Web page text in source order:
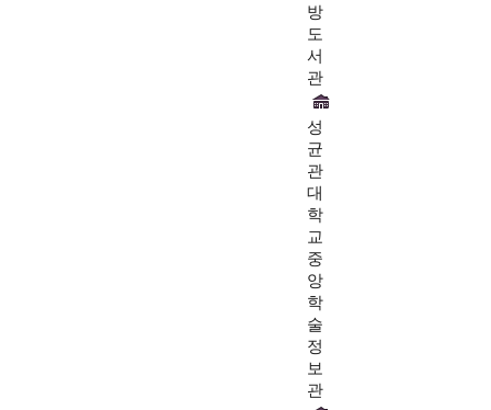
방
도
서
관
성
균
관
대
학
교
중
앙
학
술
정
보
관